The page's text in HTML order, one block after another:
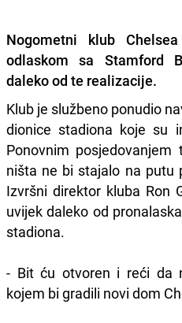
Nogometni klub
odlaskom sa Stamford
daleko od te realizacije.
Klub je službeno ponudio
dionice stadiona koje su
Ponovnim
ništa ne bi stajalo na putu
Izvršni direktor kluba Ron
uvijek daleko od
stadiona.
- Bit ću otvoren i reći da
kojem bi gradili novi dom